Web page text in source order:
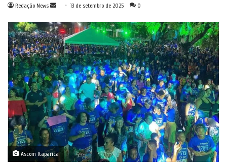
Redação News
Mande
e-
mail
13 de setembro de 2025 0
Ascom Itaparica